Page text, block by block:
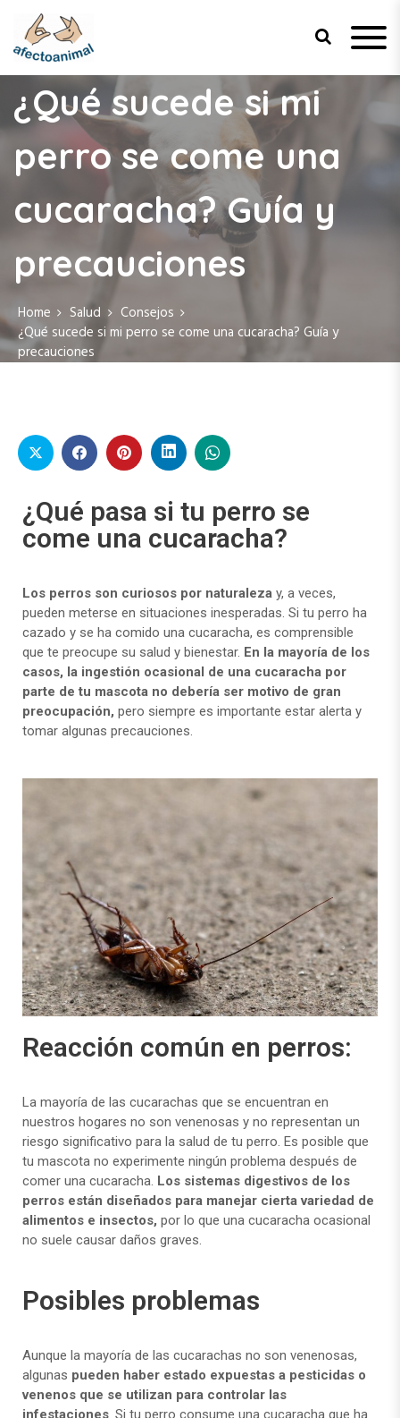
Afecto Animal
Tu sitio de confianza para el
bienestar de tus mascotas.
¿Qué sucede si mi
perro se come una
cucaracha? Guía y
precauciones
Home Salud
Consejos
¿Qué sucede si mi perro se come una cucaracha? Guía y
precauciones
¿Qué pasa si tu perro se
come una cucaracha?
Los perros son curiosos por naturaleza y, a veces,
pueden meterse en situaciones inesperadas. Si tu perro ha
cazado y se ha comido una cucaracha, es comprensible
que te preocupe su salud y bienestar. En la mayoría de los
casos, la ingestión ocasional de una cucaracha por
parte de tu mascota no debería ser motivo de gran
preocupación, pero siempre es importante estar alerta y
tomar algunas precauciones.
Reacción común en perros:
La mayoría de las cucarachas que se encuentran en
nuestros hogares no son venenosas y no representan un
riesgo significativo para la salud de tu perro. Es posible que
tu mascota no experimente ningún problema después de
comer una cucaracha. Los sistemas digestivos de los
perros están diseñados para manejar cierta variedad de
alimentos e insectos, por lo que una cucaracha ocasional
no suele causar daños graves.
Posibles problemas
Aunque la mayoría de las cucarachas no son venenosas,
algunas pueden haber estado expuestas a pesticidas o
venenos que se utilizan para controlar las